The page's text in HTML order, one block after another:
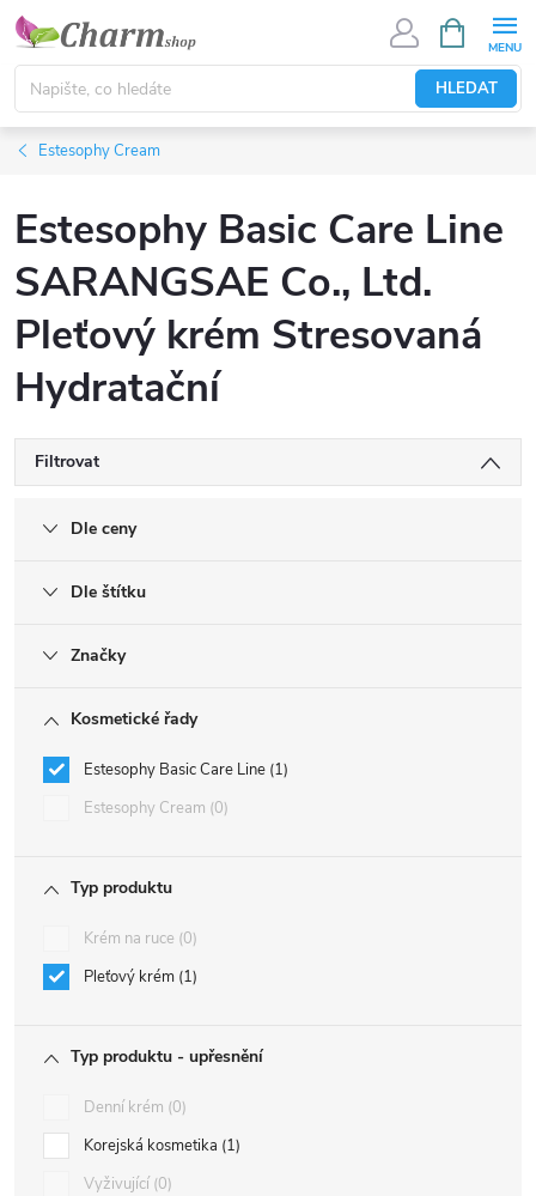
Přejít
obsah
HLEDAT
NÁKUPNÍ
KOŠÍK
Estesophy Cream
Estesophy Basic Care Line
SARANGSAE Co., Ltd.
Pleťový krém Stresovaná
Hydratační
Filtrovat
Dle ceny
Dle štítku
Značky
Kosmetické řady
Estesophy Basic Care Line 1
Estesophy Cream 0
Typ produktu
Krém na ruce 0
Pleťový krém 1
Typ produktu - upřesnění
Denní krém 0
Korejská kosmetika 1
Vyživující 0